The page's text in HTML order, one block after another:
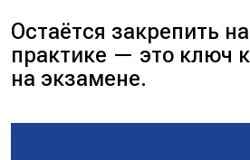
=
$m_{\text{п}} =
Остаётся закрепить
практике — это ключ
на экзамене.